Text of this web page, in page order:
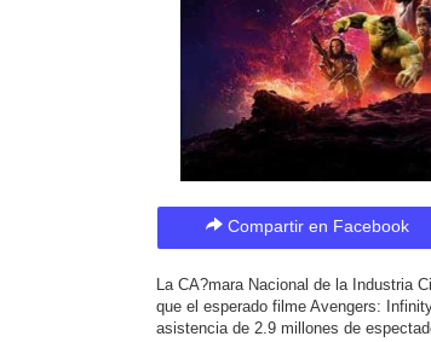
Compartir en Facebook
La CA?mara Nacional de la Industria
que el esperado filme Avengers:
asistencia de 2.9 millones de